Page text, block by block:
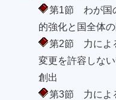
第1節 わが国
的強化と国全体
第2節 力によ
変更を許容しな
創出
第3節 力によ